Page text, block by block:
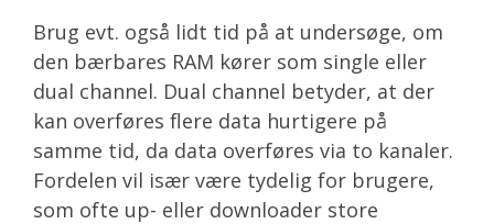
Brug evt. også lidt tid på at undersøge, om
den bærbares RAM kører som single eller
dual channel. Dual channel betyder, at der
kan overføres flere data hurtigere på
samme tid, da data overføres via to kanaler.
Fordelen vil især være tydelig for brugere,
som ofte up- eller downloader store